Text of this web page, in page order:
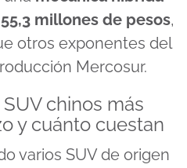
55,3 millones de pesos,
otros exponentes del
Mercosur.
chinos más
y cuánto cuestan
varios SUV de origen